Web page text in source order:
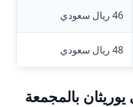
46 ريال سعودي
48 ريال سعودي
بالمجمعة